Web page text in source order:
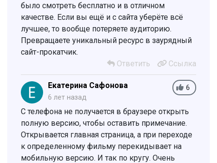
было смотреть бесплатно и в отличном
качестве. Если вы ещё и с сайта уберёте всё
лучшее, то вообще потеряете аудиторию.
Превращаете уникальный ресурс в заурядный
сайт-прокатчик.
Ответить
Ссылка
6
Екатерина Сафонова
6 лет назад
С телефона не получается в браузере открыть
полную версию, чтобы оставить примечание.
Открывается главная страница, а при переходе
к определенному фильму перекидывает на
мобильную версию. И так по кругу. Очень